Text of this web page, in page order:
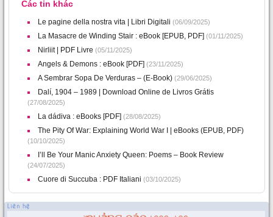
Các tin khác
Le pagine della nostra vita | Libri Digitali (06/09/2025)
La Masacre de Winding Stair : eBook [EPUB, PDF] (01/11/2025)
Nirliit | PDF Livre (05/11/2025)
Angels & Demons : eBook [PDF] (23/11/2025)
A Sembrar Sopa De Verduras – (E-Book) (29/06/2025)
Dalí, 1904 – 1989 | Download Online de Livros Grátis
(27/08/2025)
La dádiva : eBooks [PDF] (28/08/2025)
The Pity Of War: Explaining World War I | eBooks (EPUB, PDF)
(10/10/2025)
I’ll Be Your Manic Anxiety Queen: Poems – Book Review
(24/07/2025)
Cuore di Succuba : PDF Italiani (03/10/2025)